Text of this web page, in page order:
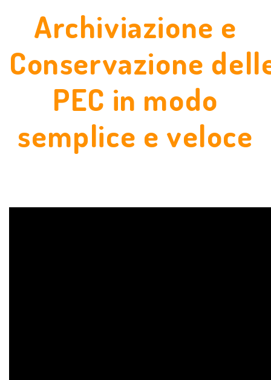
Archiviazione e
Conservazione
PEC in modo
semplice e veloce